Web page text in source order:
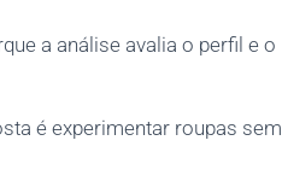
a análise avalia o perfil e o
é experimentar roupas sem